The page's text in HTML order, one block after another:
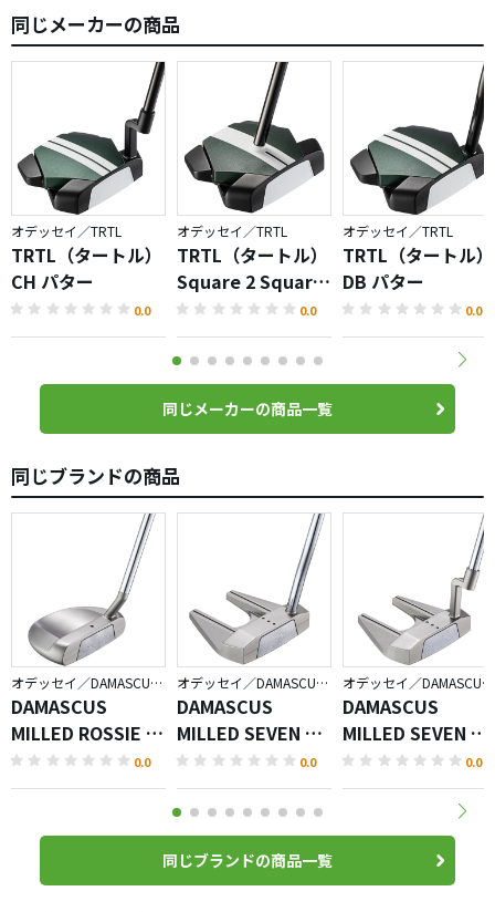
同じメーカーの商品
オデッセイ／TRTL
TRTL（タートル）
CH パター
0.0
オデッセイ／TRTL
TRTL（タートル）
Square 2 Square
パター
0.0
オデッセイ／TRTL
TRTL（タートル）
DB パター
0.0
同じメーカーの商品一覧
同じブランドの商品
オデッセイ／DAMASCUS MILLED
DAMASCUS
MILLED ROSSIE S
パター
0.0
オデッセイ／DAMASCUS MILLED
DAMASCUS
MILLED SEVEN DB
パター
0.0
オデッセイ／DAMASCUS MILLED
DAMASCUS
MILLED SEVEN CH
パター
0.0
同じブランドの商品一覧